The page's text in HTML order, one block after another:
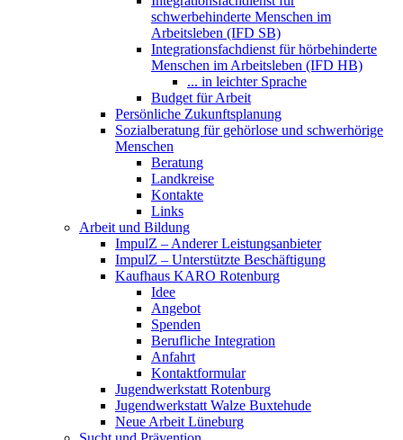
schwerbehinderte Menschen im
Arbeitsleben (IFD SB)
Integrationsfachdienst für hörbehinderte
Menschen im Arbeitsleben (IFD HB)
... in leichter Sprache
Budget für Arbeit
Persönliche Zukunftsplanung
Sozialberatung für gehörlose und schwerhörige
Menschen
Beratung
Landkreise
Kontakte
Links
Arbeit und Bildung
ImpulZ – Anderer Leistungsanbieter
ImpulZ – Unterstützte Beschäftigung
Kaufhaus KARO Rotenburg
Idee
Angebot
Spenden
Berufliche Integration
Anfahrt
Kontaktformular
Jugendwerkstatt Rotenburg
Jugendwerkstatt Walze Buxtehude
Neue Arbeit Lüneburg